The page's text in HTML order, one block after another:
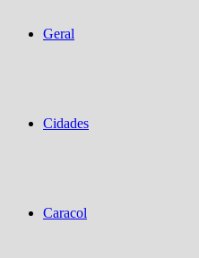
Geral
Cidades
Caracol